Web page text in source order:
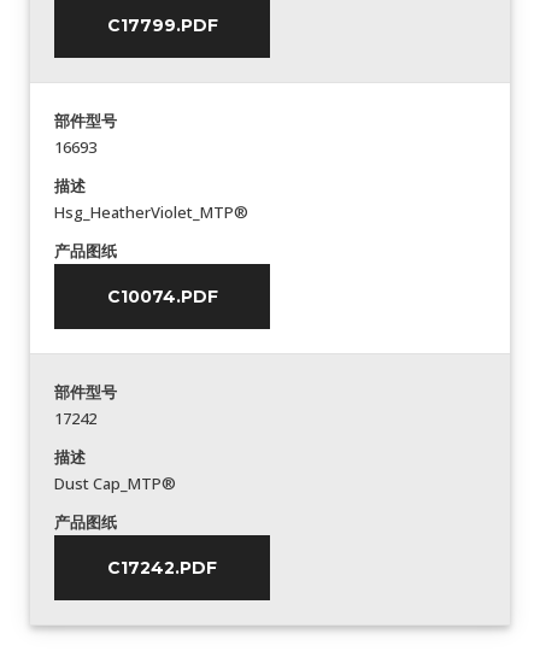
C17799.PDF
部件型号
16693
描述
Hsg_HeatherViolet_MTP®
产品图纸
C10074.PDF
部件型号
17242
描述
Dust Cap_MTP®
产品图纸
C17242.PDF